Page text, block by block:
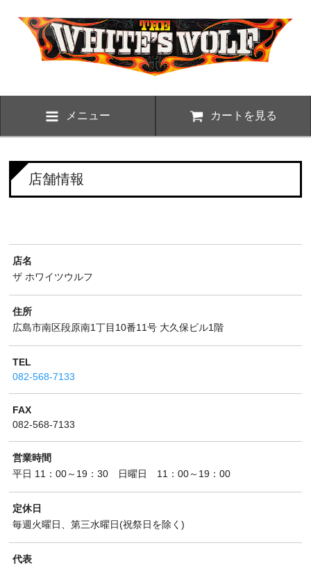
メニュー カートを見る
店舗情報
店名
ザ ホワイツウルフ
住所
広島市南区段原南1丁目10番11号 大久保ビル1階
TEL
082-568-7133
FAX
082-568-7133
営業時間
平日 11：00～19：30 日曜日 11：00～19：00
定休日
毎週火曜日、第三水曜日(祝祭日を除く)
代表